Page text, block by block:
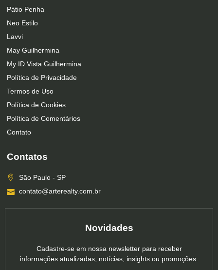
Pátio Penha
Neo Estilo
Lavvi
May Guilhermina
My ID Vista Guilhermina
Política de Privacidade
Termos de Uso
Política de Cookies
Política de Comentários
Contato
Contatos
São Paulo - SP
contato@arterealty.com.br
Novidades
Cadastre-se em nossa newsletter para receber
informações atualizadas, notícias, insights ou promoções.